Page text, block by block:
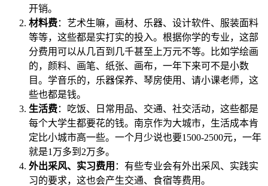
开销。
材料费：艺术生嘛，画材、乐器、设计软件、服装面料
等等，这些都是实打实的投入。根据你学的专业，这部
分费用可以从几百到几千甚至上万元不等。比如学绘画
的，颜料、画笔、纸张、画布，一年下来可不是小数
目。学音乐的，乐器保养、琴房使用、请小课老师，这
些也都是钱。
生活费：吃饭、日常用品、交通、社交活动，这些都是
每个大学生都要花的钱。南京作为大城市，生活成本肯
定比小城市高一些。一个月少说也要1500-2500元，一年
就是1万多到2万多。
外出采风、实习费用 ：有些专业会有外出采风、实践实
习的要求，这也会产生交通、食宿等费用。